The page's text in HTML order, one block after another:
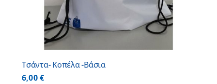
Τσάντα- Κοπέλα -Βάσια
6,00€